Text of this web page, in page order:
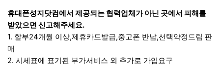
휴대폰성지닷컴에서 제공되는 협력업체가 아닌 곳에서 피해를
받았으면 신고해주세요.
1. 할부24개월 이상,제휴카드발급,중고폰 반납,선택약정드립 판
매
2. 시세표에 표기된 부가서비스 외 추가로 가입요구